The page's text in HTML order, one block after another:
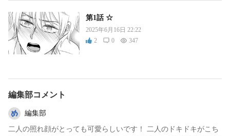
第1話 ☆
2025年6月16日 22:22
2
0 347
編集部コメント
編集部
二人の照れ顔がとっても可愛らしいです！ 二人のドキドキがこち